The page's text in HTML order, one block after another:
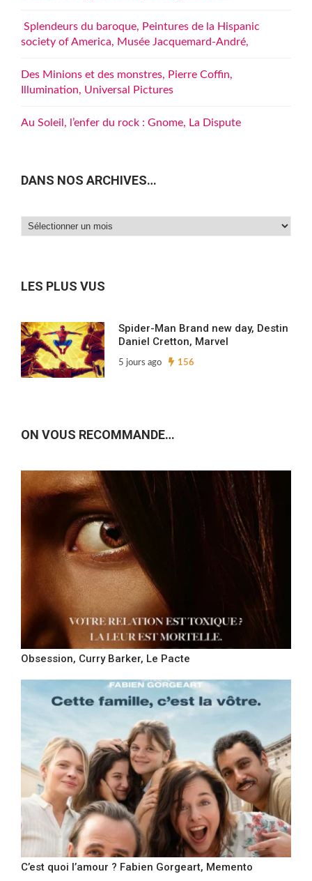
Splendeurs du baroque, Peintures de la Hispanic
society of America, Musée Jacquemard-André,
Des Minions et des monstres, Pierre Coffin,
Illumination, Universal Pictures
Au Soleil, l’enfer du rock : Gnome, La Dispute
DANS NOS ARCHIVES…
Dans
LES PLUS VUS
Spider-Man Brand new day, Destin
Daniel Cretton, Marvel
5 jours ago 156
ON VOUS RECOMMANDE…
Obsession, Curry Barker, Le Pacte
C’est quoi l’amour ? Fabien Gorgeart, Memento